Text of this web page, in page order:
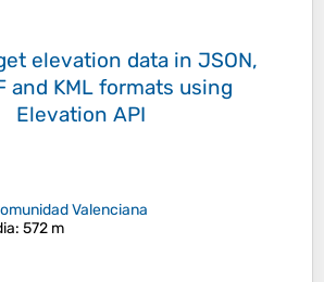
elevation data in JSON,
and KML formats using
Elevation API
Valenciana
: 572 m